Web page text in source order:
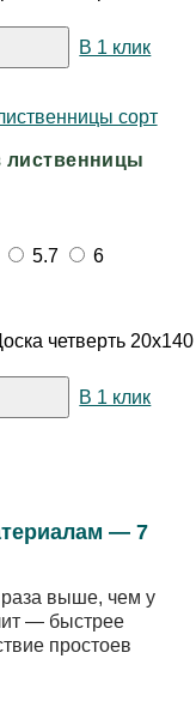
В 1 клик
лиственницы
5.7
6
четверть
В 1 клик
— 7
выше, чем у
— быстрее
простоев